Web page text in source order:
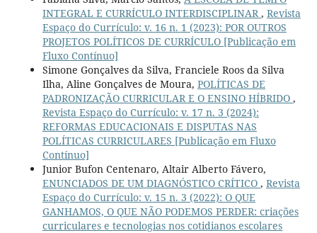
INTEGRAL E CURRÍCULO INTERDISCIPLINAR , Revista
Espaço do Currículo: v. 16 n. 1 (2023): POR OUTROS
PROJETOS POLÍTICOS DE CURRÍCULO [Publicação em
Fluxo Contínuo]
Simone Gonçalves da Silva, Franciele Roos da Silva
Ilha, Aline Gonçalves de Moura, POLÍTICAS DE
PADRONIZAÇÃO CURRICULAR E O ENSINO HÍBRIDO ,
Revista Espaço do Currículo: v. 17 n. 3 (2024):
REFORMAS EDUCACIONAIS E DISPUTAS NAS
POLÍTICAS CURRICULARES [Publicação em Fluxo
Contínuo]
Junior Bufon Centenaro, Altair Alberto Fávero,
ENUNCIADOS DE UM DIAGNÓSTICO CRÍTICO , Revista
Espaço do Currículo: v. 15 n. 3 (2022): O QUE
GANHAMOS, O QUE NÃO PODEMOS PERDER: criações
curriculares e tecnologias nos cotidianos escolares